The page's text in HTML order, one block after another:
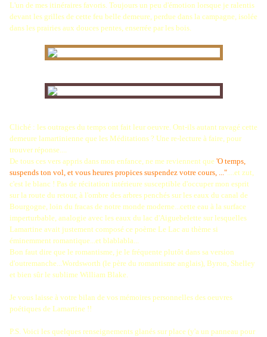
L'un de mes itinéraires favoris. Toujours un peu d'émotion lorsque je ralentis
devant les grilles de cette feu belle demeure, perdue dans la campagne, isolée
dans les prairies aux douces pentes, enserrée par les bois.
Cliché : les outrages du temps ont fait leur oeuvre. Ont-ils autant ravagé cette
demeure lamartinienne que les Méditations ? Une re-lecture à faire, pour
trouver réponse....
De tous ces vers appris dans mon enfance, ne me reviennent que 'O temps,
suspends ton vol, et vous heures propices suspendez votre cours, ..."....et zut,
c'est le blanc ! Pas de récitation intérieure susceptible d'occuper mon esprit
sur la route du retour, à l'ombre des arbres penchés sur les eaux du canal de
Bourgogne, loin du fracas de notre monde moderne...cette eau à la surface
imperturbable, analogie avec les eaux du lac d'Aiguebelette sur lesquelles
Lamartine avait justement composé ce poème Le Lac au thème si
éminemment romantique...et blablabla...
Bon faut dire que le romantisme, je le fréquente plutôt dans sa version
d'outremanche...Wordsworth (le père du romantisme anglais), Byron, Shelley
et bien sûr le sublime William Blake.
Je vous laisse à votre bilan de vos mémoires personnelles des oeuvres
poétiques de Lamartine !!
P.S. Voici les quelques renseignements glanés sur place (y'a un panneau pour